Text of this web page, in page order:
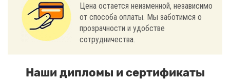
Цена остается неизменной, независимо
от способа оплаты. Мы заботимся о
прозрачности и удобстве
сотрудничества.
Наши дипломы и сертификаты